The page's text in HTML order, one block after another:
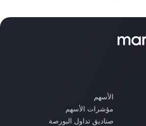
الأسهم
مؤشرات الأسهم
صناديق تداول البورصة